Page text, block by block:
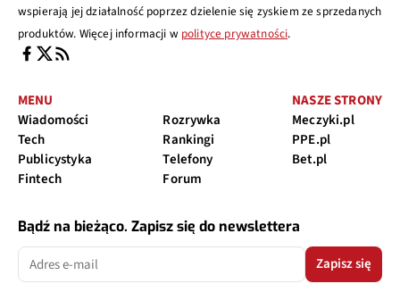
wspierają jej działalność poprzez dzielenie się zyskiem ze sprzedanych
produktów. Więcej informacji w polityce prywatności.
MENU
Wiadomości
Tech
Publicystyka
Fintech
Rozrywka
Rankingi
Telefony
Forum
NASZE STRONY
Meczyki.pl
PPE.pl
Bet.pl
Bądź na bieżąco. Zapisz się do newslettera
Zapisz się